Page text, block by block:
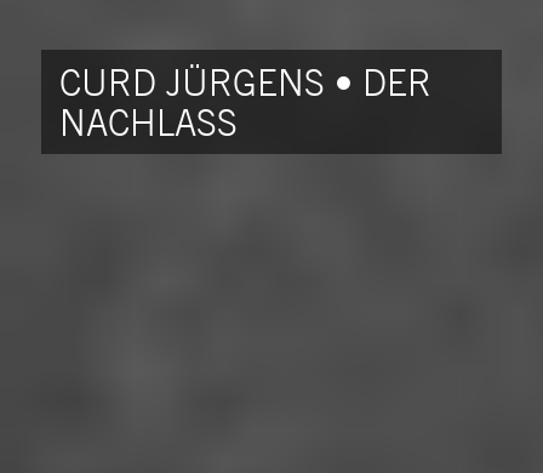
CURD JÜRGENS • DER
NACHLASS